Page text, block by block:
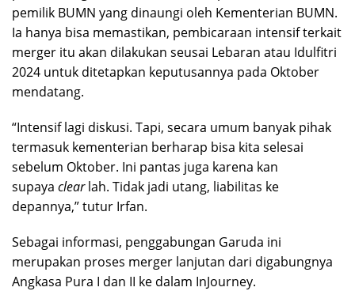
pemilik BUMN yang dinaungi oleh Kementerian BUMN.
Ia hanya bisa memastikan, pembicaraan intensif terkait
merger itu akan dilakukan seusai Lebaran atau Idulfitri
2024 untuk ditetapkan keputusannya pada Oktober
mendatang.
“Intensif lagi diskusi. Tapi, secara umum banyak pihak
termasuk kementerian berharap bisa kita selesai
sebelum Oktober. Ini pantas juga karena kan
supaya clearlah. Tidak jadi utang, liabilitas ke
depannya,” tutur Irfan.
Sebagai informasi, penggabungan Garuda ini
merupakan proses merger lanjutan dari digabungnya
Angkasa Pura I dan II ke dalam InJourney.